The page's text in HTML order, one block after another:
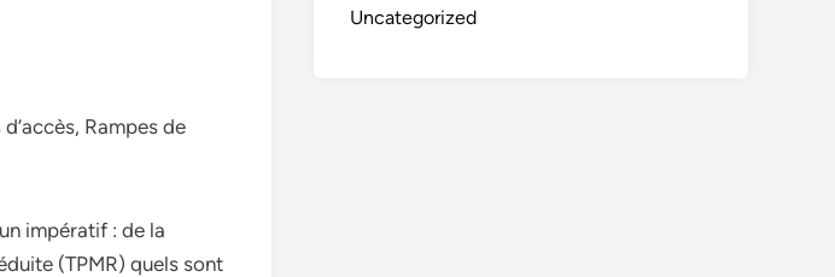
Rampes de
impératif : de la
(TPMR) quels sont
Uncategorized